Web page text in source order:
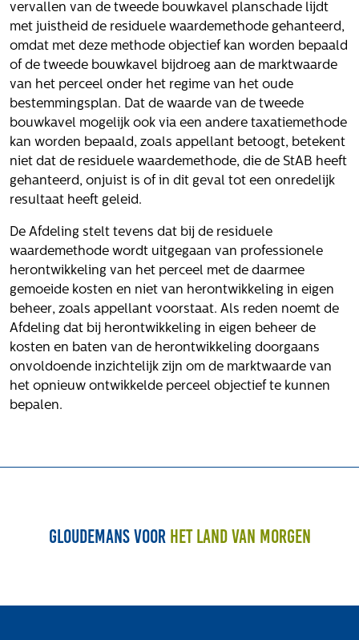
Integrale aanpak gebiedsvisie
vervallen van de tweede bouwkavel planschade lijdt
met juistheid de residuele waardemethode gehanteerd,
omdat met deze methode objectief kan worden bepaald
of de tweede bouwkavel bijdroeg aan de marktwaarde
van het perceel onder het regime van het oude
bestemmingsplan. Dat de waarde van de tweede
bouwkavel mogelijk ook via een andere taxatiemethode
kan worden bepaald, zoals appellant betoogt, betekent
niet dat de residuele waardemethode, die de StAB heeft
gehanteerd, onjuist is of in dit geval tot een onredelijk
resultaat heeft geleid.
De Afdeling stelt tevens dat bij de residuele
waardemethode wordt uitgegaan van professionele
herontwikkeling van het perceel met de daarmee
gemoeide kosten en niet van herontwikkeling in eigen
beheer, zoals appellant voorstaat. Als reden noemt de
Afdeling dat bij herontwikkeling in eigen beheer de
kosten en baten van de herontwikkeling doorgaans
onvoldoende inzichtelijk zijn om de marktwaarde van
het opnieuw ontwikkelde perceel objectief te kunnen
bepalen.
Gloudemans voor het land van morgen